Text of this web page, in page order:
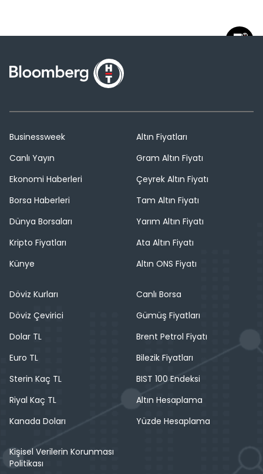
Businessweek
Canlı Yayın
Ekonomi Haberleri
Borsa Haberleri
Dünya Borsaları
Kripto Fiyatları
Künye
Altın Fiyatları
Gram Altın Fiyatı
Çeyrek Altın Fiyatı
Tam Altın Fiyatı
Yarım Altın Fiyatı
Ata Altın Fiyatı
Altın ONS Fiyatı
Döviz Kurları
Döviz Çevirici
Dolar TL
Euro TL
Sterin Kaç TL
Riyal Kaç TL
Kanada Doları
Canlı Borsa
Gümüş Fiyatları
Brent Petrol Fiyatı
Bilezik Fiyatları
BIST 100 Endeksi
Altın Hesaplama
Yüzde Hesaplama
Kişisel Verilerin Korunması
Politikası